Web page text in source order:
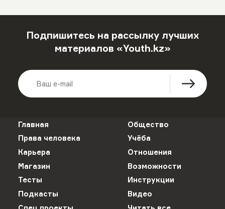
Подпишитесь на рассылку лучших
материалов «Youth.kz»
Главная
Общество
Права человека
Учёба
Карьера
Отношения
Магазин
Возможности
Тесты
Инструкции
Подкасты
Видео